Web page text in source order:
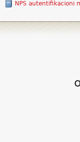
NPS autentifikacioni